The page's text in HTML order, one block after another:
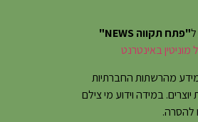
"פתח תקווה NEWS"
מהרשתות החברתיות
לחוק זכויות יוצרים. במידה וידוע מי צילם
להסרה.